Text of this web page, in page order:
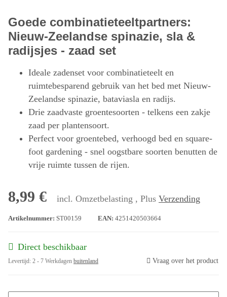
Goede combinatieteeltpartners:
Nieuw-Zeelandse spinazie, sla &
radijsjes - zaad set
Ideale zadenset voor combinatieteelt en
ruimtebesparend gebruik van het bed met Nieuw-
Zeelandse spinazie, bataviasla en radijs.
Drie zaadvaste groentesoorten - telkens een zakje
zaad per plantensoort.
Perfect voor groentebed, verhoogd bed en square-
foot gardening - snel oogstbare soorten benutten de
vrije ruimte tussen de rijen.
8,99 € incl. Omzetbelasting , Plus Verzending
Artikelnummer: ST00159 EAN: 4251420503664
Direct beschikbaar
Levertijd: 2 - 7 Werkdagen buitenland Vraag over het product